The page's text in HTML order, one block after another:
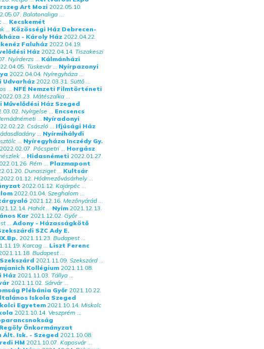
Art Mozi 2022.05.10.
Balatonaliga...
... Kecskemét
... Közösségi Ház Debrecen-
- Károly Ház 2022.04.22.
Faluház 2022.04.19.
Ház 2022.04.14. Tiszakeszi
Nyírderzs... Kálmánházi
Tüskevár... Nyírpazonyi
2022.04.04. Nyíregyháza...
Udvarház 2022.03.31. Süttő...
... NFÉ Nemzeti Filmtörténeti
2022.03.23. Mátészalka...
Ház Szeged
Nyírgelse ... Encsencs
... Nyíradonyi
Császló... Ifjúsági Ház
... Nyírmihálydi
... Nyíregyháza Inczédy Gy.
2022.02.07. Pócspetri... Horgász
... Hidasnémeti 2022.01.27.
Rém ... Plazmapont
Dunasziget... Kultsár
2022.01.12. Hódmezővásárhely...
2022.01.12. Kajárpéc...
2022.01.04. Szeghalom ...
2021.12.16. Mezőnyárád...
Hahót... Nyim 2021.12.13.
Kar 2021.12.02. Győr...
... Adony - Házasságkötő
SZC Ady E.
2021.11.23. Budapest...
Karcag... Liszt Ferenc
Budapest...
2021.11.09. Szekszárd...
Kollégium 2021.11.08.
Ház 2021.11.03. Tállya...
2021.11.02. Sárvár...
Plébánia Győr 2021.10.22.
Iskola Szeged
Egyetem 2021.10.14. Miskolc
2021.10.14. Veszprém ...
Regöly Önkormányzat
Ált. Isk. - Szeged 2021.10.08.
HM 2021.10.07. Kaposvár...